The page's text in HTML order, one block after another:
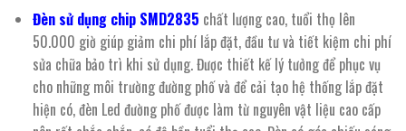
Đèn sử dụng chip SMD2835 chất lượng cao, tuổi thọ lên
50.000 giờ giúp giảm chi phí lắp đặt, đầu tư và tiết kiệm chi phí
sửa chữa bảo trì khi sử dụng. Được thiết kế lý tưởng để phục vụ
cho những môi trường đường phố và để cải tạo hệ thống lắp đặt
hiện có, đèn Led đường phố được làm từ nguyên vật liệu cao cấp